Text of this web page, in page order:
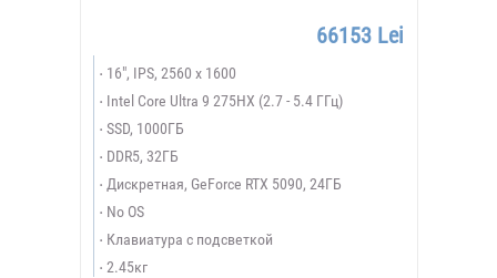
66153 Lei
16", IPS, 2560 x 1600
Intel Core Ultra 9 275HX (2.7 - 5.4 ГГц)
SSD, 1000ГБ
DDR5, 32ГБ
Дискретная, GeForce RTX 5090, 24ГБ
No OS
Клавиатура с подсветкой
2.45кг